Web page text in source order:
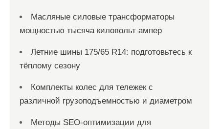
Масляные силовые трансформаторы
мощностью тысяча киловольт ампер
Летние шины 175/65 R14: подготовьтесь к
тёплому сезону
Комплекты колес для тележек с
различной грузоподъемностью и диаметром
Методы SEO-оптимизации для